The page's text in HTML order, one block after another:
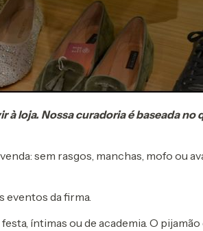
loja. Nossa curadoria é baseada
sem rasgos, manchas, mofo ou
eventos da firma.
íntimas ou de academia. O pijamão